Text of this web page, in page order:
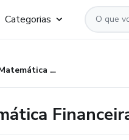
Categorias
Curso de Matemática Financeira com Excel e HP12C